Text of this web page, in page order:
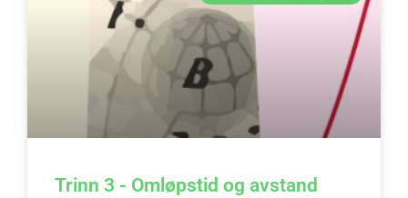
Trinn 3 - Omløpstid og avstand